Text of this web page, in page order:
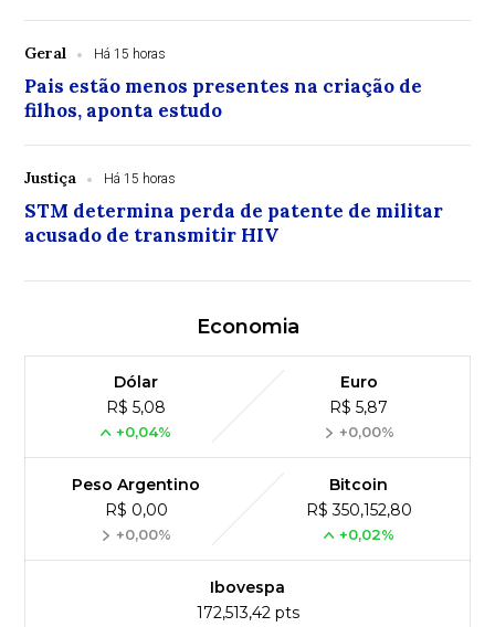
Geral Há 15 horas
Pais estão menos presentes na criação de
filhos, aponta estudo
Justiça Há 15 horas
STM determina perda de patente de militar
acusado de transmitir HIV
Economia
Dólar
R$ 5,08
+0,04%
Euro
R$ 5,87
+0,00%
Peso Argentino
R$ 0,00
+0,00%
Bitcoin
R$ 350,152,80
+0,02%
Ibovespa
172,513,42 pts